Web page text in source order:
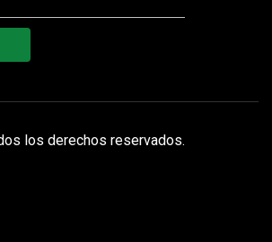
los derechos reservados.